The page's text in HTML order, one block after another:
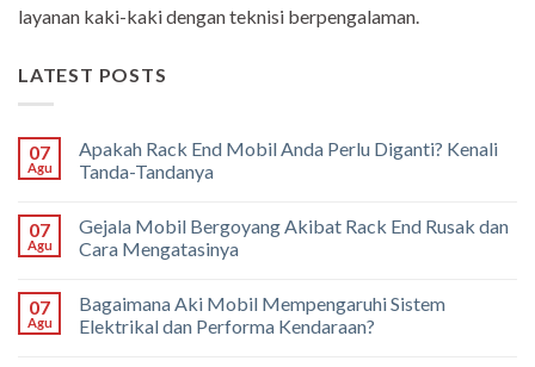
layanan kaki-kaki dengan teknisi berpengalaman.
LATEST POSTS
07
Agu
Apakah Rack End Mobil Anda Perlu Diganti? Kenali
Tanda-Tandanya
07
Agu
Gejala Mobil Bergoyang Akibat Rack End Rusak dan
Cara Mengatasinya
07
Agu
Bagaimana Aki Mobil Mempengaruhi Sistem
Elektrikal dan Performa Kendaraan?